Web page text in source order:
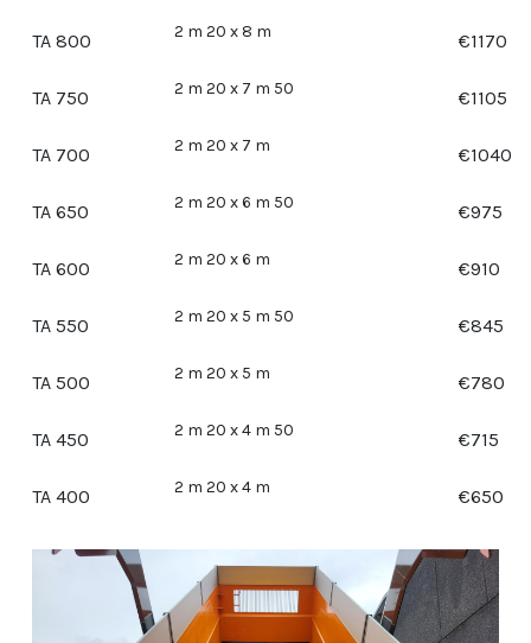
TA 800 2 m 20 x 8 m €1170
TA 750 2 m 20 x 7 m 50 €1105
TA 700 2 m 20 x 7 m €1040
TA 650 2 m 20 x 6 m 50 €975
TA 600 2 m 20 x 6 m €910
TA 550 2 m 20 x 5 m 50 €845
TA 500 2 m 20 x 5 m €780
TA 450 2 m 20 x 4 m 50 €715
TA 400 2 m 20 x 4 m €650